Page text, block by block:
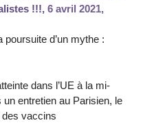
!!!, 6 avril 2021,
d’un mythe :
dans l’UE à la mi-
entretien au Parisien, le
vaccins